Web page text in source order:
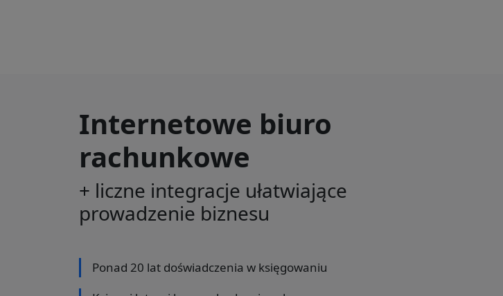
Internetowe biuro
rachunkowe
+ liczne integracje ułatwiające
prowadzenie biznesu
Ponad 20 lat doświadczenia w księgowaniu